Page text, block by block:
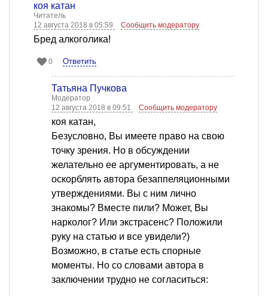
коя катан
Читатель
12 августа 2018 в 05:59
Сообщить модератору
Бред алкоголика!
0 Ответить
Татьяна Пучкова
Модератор
12 августа 2018 в 09:51
Сообщить модератору
коя катан,
Безусловно, Вы имеете право на свою
точку зрения. Но в обсуждении
желательно ее аргументировать, а не
оскорблять автора безаппеляционными
утверждениями. Вы с ним лично
знакомы? Вместе пили? Может, Вы
нарколог? Или экстрасенс? Положили
руку на статью и все увидели?)
Возможно, в статье есть спорные
моменты. Но со словами автора в
заключении трудно не согласиться: